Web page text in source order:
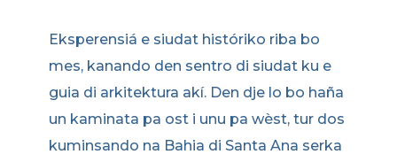
Eksperensiá e siudat históriko riba bo
mes, kanando den sentro di siudat ku e
guia di arkitektura akí. Den dje lo bo haña
un kaminata pa ost i unu pa wèst, tur dos
kuminsando na Bahia di Santa Ana serka